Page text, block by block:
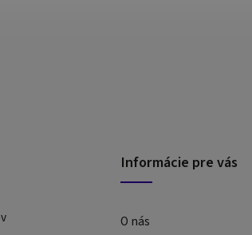
Informácie pre vás
O nás